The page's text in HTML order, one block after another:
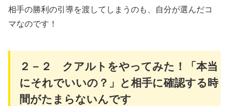
相手の勝利の引導を渡してしまうのも、自分が選んだコ
マなのです！
２－２ クアルトをやってみた！「本当
にそれでいいの？」と相手に確認する時
間がたまらないんです